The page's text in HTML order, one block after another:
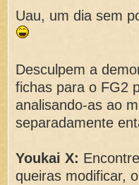
Uau, um dia sem
Desculpem a
fichas para o FG2
analisando-as ao
separadamente
Youkai X:
queiras modificar,